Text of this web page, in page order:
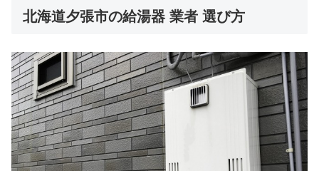
北海道夕張市の給湯器 業者 選び方